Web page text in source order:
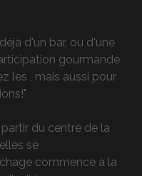
d'un bar, ou d'une
gourmande
les , mais aussi pour
du centre de la
se
commence à la